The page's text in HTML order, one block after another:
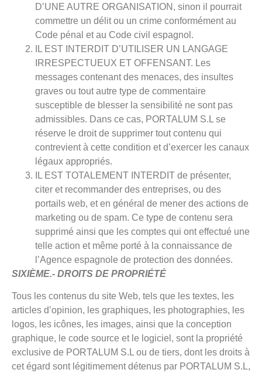
D’UNE AUTRE ORGANISATION, sinon il pourrait
commettre un délit ou un crime conformément au
Code pénal et au Code civil espagnol.
IL EST INTERDIT D’UTILISER UN LANGAGE
IRRESPECTUEUX ET OFFENSANT. Les
messages contenant des menaces, des insultes
graves ou tout autre type de commentaire
susceptible de blesser la sensibilité ne sont pas
admissibles. Dans ce cas, PORTALUM S.L se
réserve le droit de supprimer tout contenu qui
contrevient à cette condition et d’exercer les canaux
légaux appropriés.
IL EST TOTALEMENT INTERDIT de présenter,
citer et recommander des entreprises, ou des
portails web, et en général de mener des actions de
marketing ou de spam. Ce type de contenu sera
supprimé ainsi que les comptes qui ont effectué une
telle action et même porté à la connaissance de
l’Agence espagnole de protection des données.
SIXIÈME.- DROITS DE PROPRIÉTÉ
Tous les contenus du site Web, tels que les textes, les
articles d’opinion, les graphiques, les photographies, les
logos, les icônes, les images, ainsi que la conception
graphique, le code source et le logiciel, sont la propriété
exclusive de PORTALUM S.L ou de tiers, dont les droits à
cet égard sont légitimement détenus par PORTALUM S.L,